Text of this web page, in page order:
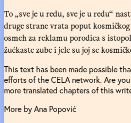
To „sve je u redu, sve je u redu“
druge strane vrata poput
osmeh za reklamu porodica s
žućkaste zube i jele su joj se
This text has been made possible
efforts of the CELA network. Are
more translated chapters of this
More by Ana Popović